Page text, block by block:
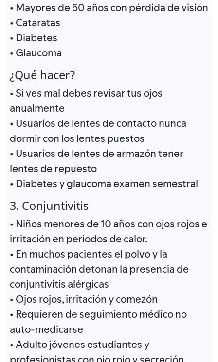
• Mayores de 50 años con pérdida de visión
• Cataratas
• Diabetes
• Glaucoma
¿Qué hacer?
• Si ves mal debes revisar tus ojos
anualmente
• Usuarios de lentes de contacto nunca
dormir con los lentes puestos
• Usuarios de lentes de armazón tener
lentes de repuesto
• Diabetes y glaucoma examen semestral
3. Conjuntivitis
• Niños menores de 10 años con ojos rojos e
irritación en periodos de calor.
• En muchos pacientes el polvo y la
contaminación detonan la presencia de
conjuntivitis alérgicas
• Ojos rojos, irritación y comezón
• Requieren de seguimiento médico no
auto-medicarse
• Adulto jóvenes estudiantes y